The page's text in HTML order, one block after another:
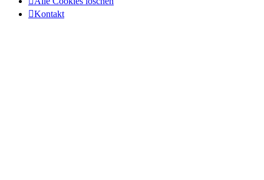
Kontakt